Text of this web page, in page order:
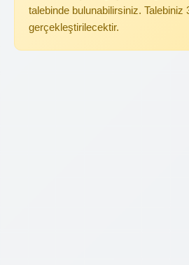
talebinde bulunabilirsiniz. Talebiniz
gerçekleştirilecektir.